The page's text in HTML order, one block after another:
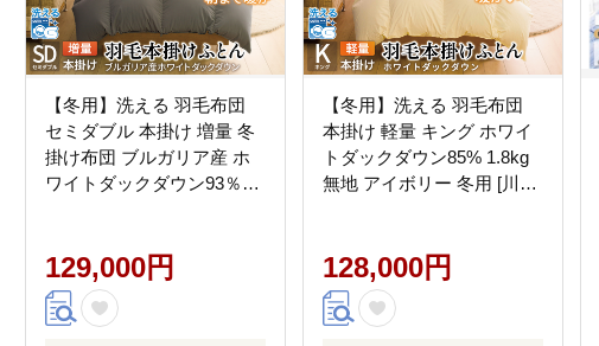
【冬用】洗える 羽毛布団
セミダブル 本掛け 増量 冬
掛け布団 ブルガリア産 ホ
ワイトダックダウン93％
星 ロイヤルゴールドラベル
抗菌防臭生地 防ダニ 羽毛
寝具 掛布団 布団 収納袋付
129,000円
【冬用】洗える 羽毛布団
本掛け 軽量 キング ホワイ
トダックダウン85% 1.8kg
無地 アイボリー 冬用 [川村
プ 軽い コインランドリー
掛け布団 ダウンかけ布団
ふとん 羽毛ふとん 本掛け
128,000円